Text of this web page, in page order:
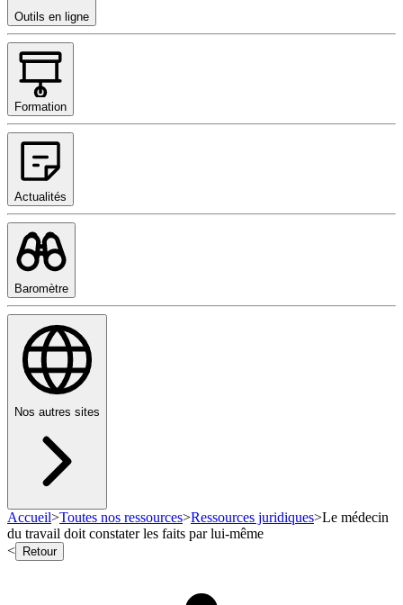
Outils en ligne
Formation
Actualités
Baromètre
Nos autres sites
Accueil>Toutes nos ressources>Ressources juridiques>Le médecin
du travail doit constater les faits par lui-même
<
Retour